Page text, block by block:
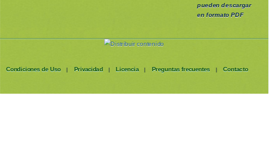
puedendescargar
en formato PDF
Condiciones de Uso | Privacidad | Licencia | Preguntas frecuentes | Contacto